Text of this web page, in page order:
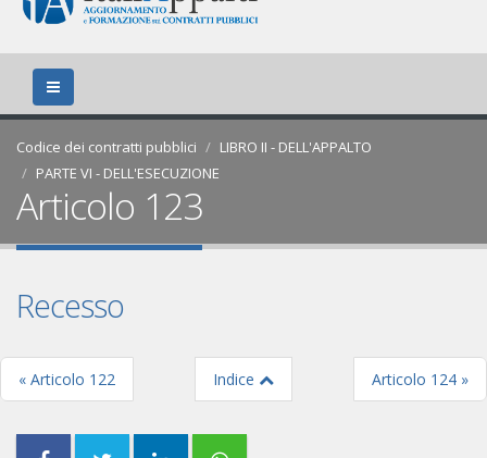
Codice dei contratti pubblici
LIBRO II - DELL'APPALTO
PARTE VI - DELL'ESECUZIONE
Articolo 123
Recesso
« Articolo 122 Indice Articolo 124 »